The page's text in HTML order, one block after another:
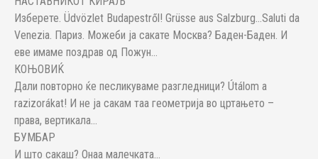
Изберете. Üdvözlet Budapestről! Grüsse aus Salzburg…Saluti da
Venezia. Париз. Можеби ја сакате Москва? Баден-Баден. И
еве имаме поздрав од Пожун…
КОЊОВИЌ
Дали повторно ќе песликуваме разгледници? Útálom a
razizorákat! И не ја сакам таа геометрија во цртањето –
права, вертикала…
БУМБАР
И што сакаш? Онаа малечката…